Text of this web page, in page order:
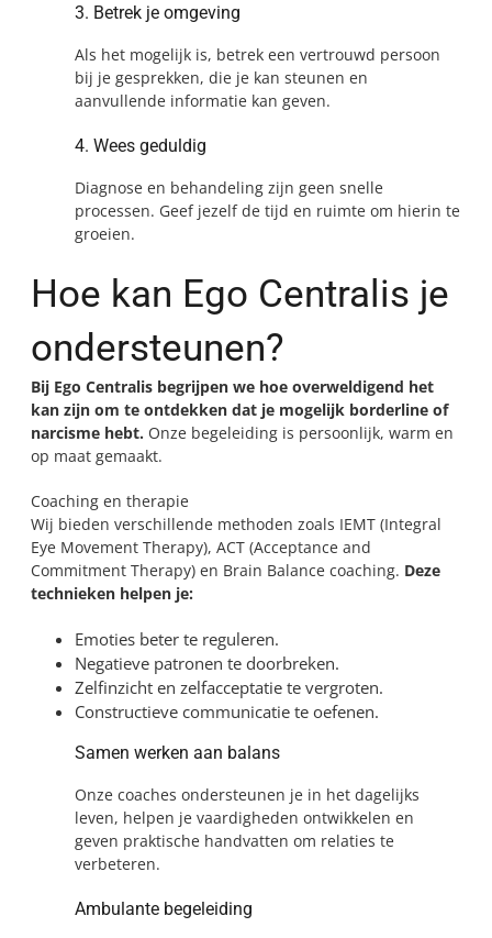
3. Betrek je omgeving
Als het mogelijk is, betrek een vertrouwd persoon
bij je gesprekken, die je kan steunen en
aanvullende informatie kan geven.
4. Wees geduldig
Diagnose en behandeling zijn geen snelle
processen. Geef jezelf de tijd en ruimte om hierin te
groeien.
Hoe kan Ego Centralis je
ondersteunen?
Bij Ego Centralis begrijpen we hoe overweldigend het
kan zijn om te ontdekken dat je mogelijk borderline of
narcisme hebt. Onze begeleiding is persoonlijk, warm en
op maat gemaakt.
Coaching en therapie
Wij bieden verschillende methoden zoals IEMT (Integral
Eye Movement Therapy), ACT (Acceptance and
Commitment Therapy) en Brain Balance coaching. Deze
technieken helpen je:
Emoties beter te reguleren.
Negatieve patronen te doorbreken.
Zelfinzicht en zelfacceptatie te vergroten.
Constructieve communicatie te oefenen.
Samen werken aan balans
Onze coaches ondersteunen je in het dagelijks
leven, helpen je vaardigheden ontwikkelen en
geven praktische handvatten om relaties te
verbeteren.
Ambulante begeleiding